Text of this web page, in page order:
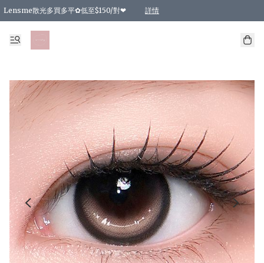
Lensme散光多買多平✿低至$150/對❤ 詳情
台灣Karacon⁩✧日拋 特價清貨❁⃘
日本韓國多款日/月拋現貨☼ 特價❤︎數量有限 售完即止
🇰🇷韓國多款月拋現貨 特價兩對$99✿數量有限 售完即止♫
精選商品，任選買2件或以上9 折；買4件或以上85 折；買6件或以上8 折
精選商品，任選買2件HKD 140.00；買4件HKD 260.00
精選商品，任選買2件HKD 190.00；買4件HKD 360.00
精選商品，任選買2件HKD 110.00；買4件HKD 180.00
精選商品，任選買2件HKD 170.00；買4件HKD 320.00
精選商品，任選買2件或以上減HKD 148.00
精選商品，任選買2件或以上減HKD 148.00
精選商品，任選買2件或以上95 折；買4件或以上9 折；買6件或以上85 折；買8件
精選商品，任選買12件或以上87 折
精選商品，任選買2件或以上減HKD 16.00；買4件或以上減HKD 32.00；買6
精選商品，任選買2件或以上95 折；買4件或以上9 折；買8件或以上85 折；買12
購物滿 HKD 800.00即享免運費優惠！（適用於 特定的送貨方式 )